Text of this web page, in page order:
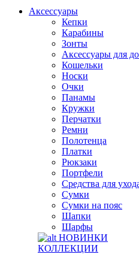
Аксессуары
Кепки
Карабины
Зонты
Аксессуары для
Кошельки
Носки
Очки
Панамы
Кружки
Перчатки
Ремни
Полотенца
Платки
Рюкзаки
Портфели
Средства для
Сумки
Сумки на пояс
Шапки
Шарфы
НОВИНКИ
КОЛЛЕКЦИИ